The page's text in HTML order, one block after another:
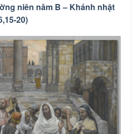
niên năm B – Khánh nhật
20)